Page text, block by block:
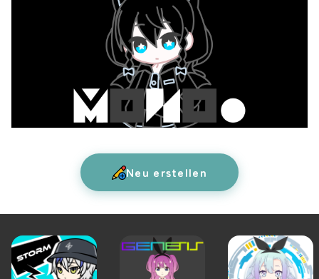
Neu erstellen